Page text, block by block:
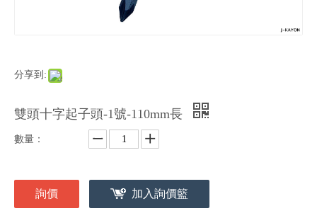
分享到:
雙頭十字起子頭-1號-110mm長
數量：
詢價 加入詢價籃